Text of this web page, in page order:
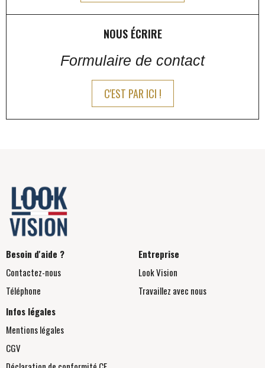
NOUS ÉCRIRE
Formulaire de contact
C'EST PAR ICI !
Besoin d'aide ?
Contactez-nous
Téléphone
Entreprise
Look Vision
Travaillez avec nous
Infos légales
Mentions légales
CGV